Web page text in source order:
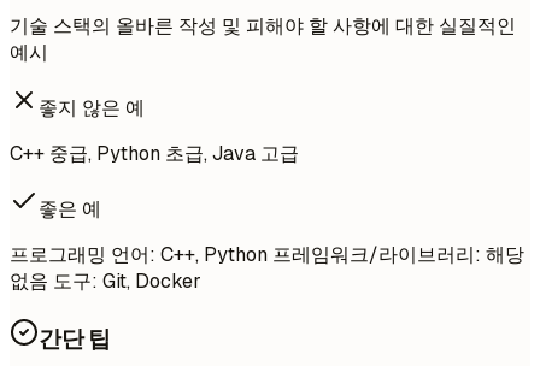
기술 스택의 올바른 작성 및 피해야 할 사항에 대한 실질적인
예시
좋지 않은 예
C++ 중급, Python 초급, Java 고급
좋은 예
프로그래밍 언어: C++, Python 프레임워크/라이브러리: 해당
없음 도구: Git, Docker
간단 팁